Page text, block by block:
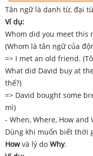
Tân ngữ là danh từ, đại
Ví dụ:
Whom did you meet this
(Whom là tân ngữ của
=> I met an old friend.
What did David buy at
thế?)
=> David bought some
mì)
- When, Where, How and
Dùng khi muốn biết thời
Howvà lý do Why.